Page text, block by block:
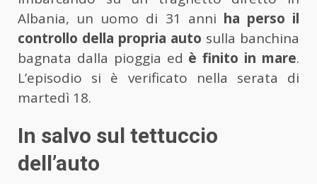
Albania, un uomo di 31 anni ha perso il
controllo della propria auto sulla banchina
bagnata dalla pioggia ed è finito in mare.
L’episodio si è verificato nella serata di
martedì 18.
In salvo sul tettuccio
dell’auto